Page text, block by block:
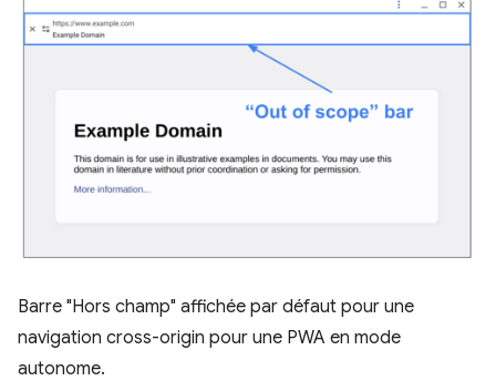
Barre "Hors champ" affichée par défaut pour une
navigation cross-origin pour une PWA en mode
autonome.